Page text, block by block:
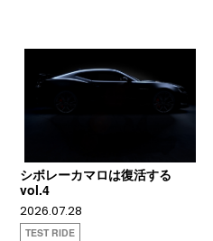
シボレーカマロは復活する
vol.4
2026.07.28
TEST RIDE